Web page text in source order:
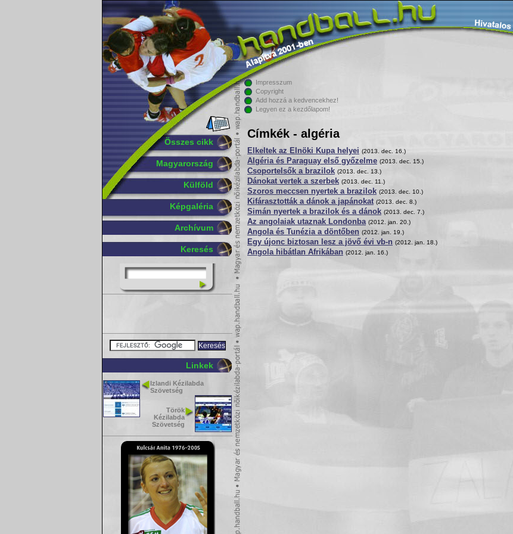
Összes cikk
Magyarország
Külföld
Képgaléria
Archívum
Keresés
Linkek
Izlandi Kézilabda
Szövetség
Török
Kézilabda
Szövetség
Impresszum
Copyright
Add hozzá a kedvencekhez!
Legyen ez a kezdőlapom!
Címkék - algéria
Elkeltek az Elnöki Kupa helyei (2013. dec. 16.)
Algéria és Paraguay első győzelme (2013. dec. 15.)
Csoportelsők a brazilok (2013. dec. 13.)
Dánokat vertek a szerbek (2013. dec. 11.)
Szoros meccsen nyertek a brazilok (2013. dec. 10.)
Kifárasztották a dánok a japánokat (2013. dec. 8.)
Simán nyertek a brazilok és a dánok (2013. dec. 7.)
Az angolaiak utaznak Londonba (2012. jan. 20.)
Angola és Tunézia a döntőben (2012. jan. 19.)
Egy újonc biztosan lesz a jövő évi vb-n (2012. jan. 18.)
Angola hibátlan Afrikában (2012. jan. 16.)